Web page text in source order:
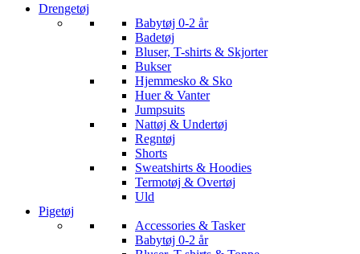
Drengetøj
Babytøj 0-2 år
Badetøj
Bluser, T-shirts & Skjorter
Bukser
Hjemmesko & Sko
Huer & Vanter
Jumpsuits
Nattøj & Undertøj
Regntøj
Shorts
Sweatshirts & Hoodies
Termotøj & Overtøj
Uld
Pigetøj
Accessories & Tasker
Babytøj 0-2 år